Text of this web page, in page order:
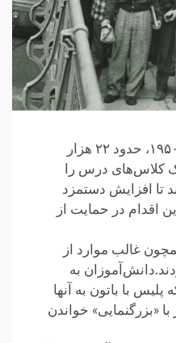
در چنین‌ روزی، ۲۷ آوریل ۱۹۵۰، حدود ۲۲ هزار
کلاس‌های درس را
تا افزایش دستمزد
اقدام در حمایت از
غالب موارد از
به
با باتون به آنها
«بزرگنمایی» خواندن